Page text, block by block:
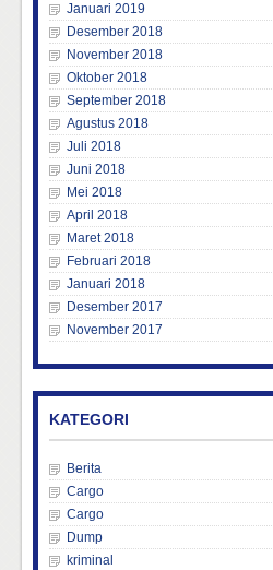
Januari 2019
Desember 2018
November 2018
Oktober 2018
September 2018
Agustus 2018
Juli 2018
Juni 2018
Mei 2018
April 2018
Maret 2018
Februari 2018
Januari 2018
Desember 2017
November 2017
KATEGORI
Berita
Cargo
Cargo
Dump
kriminal